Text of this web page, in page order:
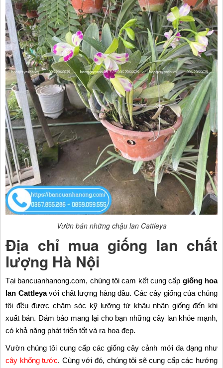
Vườn bán những chậu lan Cattleya​
Địa chỉ mua giống lan chất
lượng Hà Nội
Tại bancuanhanong.com, chúng tôi cam kết cung cấp giống hoa
lan Cattleyavới chất lượng hàng đầu. Các cây giống của chúng
tôi đều được chăm sóc kỹ lưỡng từ khâu nhân giống đến khi
xuất bán. Đảm bảo mang lại cho bạn những cây lan khỏe mạnh,
có khả năng phát triển tốt và ra hoa đẹp.
Vườn chúng tôi cung cấp các giống cây cảnh mới đa dạng như
cây khổng tước. Cùng với đó, chúng tôi sẽ cung cấp các hướng